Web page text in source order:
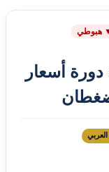
هبوطي
أسعار